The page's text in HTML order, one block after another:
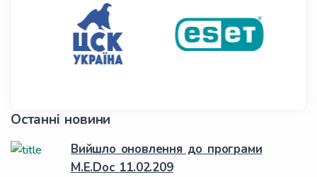
Останні новини
Вийшло оновлення до програми
M.E.Doc 11.02.209